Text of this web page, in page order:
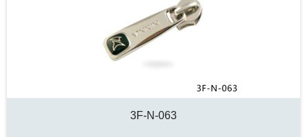
3F-N-063